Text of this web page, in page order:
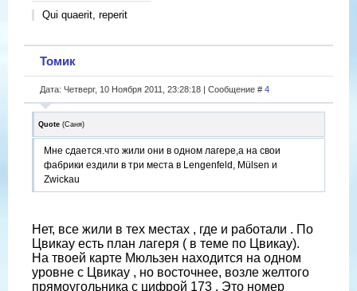
Qui quaerit, reperit
Томик
Дата: Четверг, 10 Ноября 2011, 23:28:18 | Сообщение # 4
Quote (Саня)
Мне сдается.что жили они в одном лагере,а на свои
фабрики ездили в три места в Lengenfeld, Mülsen и
Zwickau
Нет, все жили в тех местах , где и работали . По
Цвикау есть план лагеря ( в теме по Цвикау).
На твоей карте Мюльзен находится на одном
уровне с Цвикау , но восточнее, возле желтого
прямоугольника с цифрой 173 . Это номер